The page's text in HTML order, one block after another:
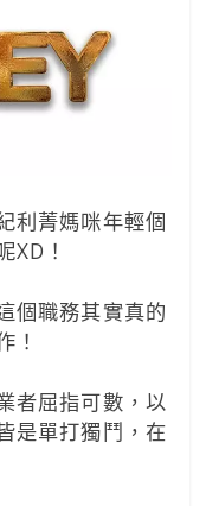
利菁媽咪年輕個
XD！
個職務其實真的
！
者屈指可數，以
是單打獨鬥，在